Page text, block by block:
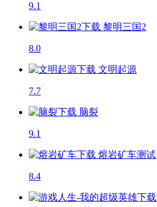
9.1
黎明三国2
8.0
文明起源
7.7
脑裂
9.1
熔岩矿车测试
8.4